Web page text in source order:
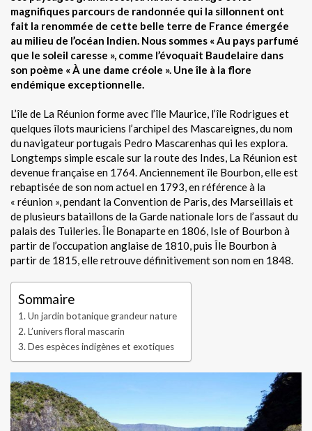
magnifiques parcours de randonnée qui la sillonnent ont
fait la renommée de cette belle terre de France émergée
au milieu de l’océan Indien. Nous sommes « Au pays parfumé
que le soleil caresse », comme l’évoquait Baudelaire dans
son poème « À une dame créole ». Une île à la flore
endémique exceptionnelle.
L’île de La Réunion forme avec l’île Maurice, l’île Rodrigues et
quelques îlots mauriciens l’archipel des Mascareignes, du nom
du navigateur portugais Pedro Mascarenhas qui les explora.
Longtemps simple escale sur la route des Indes, La Réunion est
devenue française en 1764. Anciennement île Bourbon, elle est
rebaptisée de son nom actuel en 1793, en référence à la
« réunion », pendant la Convention de Paris, des Marseillais et
de plusieurs bataillons de la Garde nationale lors de l’assaut du
palais des Tuileries. Île Bonaparte en 1806, Isle of Bourbon à
partir de l’occupation anglaise de 1810, puis Île Bourbon à
partir de 1815, elle retrouve définitivement son nom en 1848.
Sommaire
Un jardin botanique grandeur nature
L’univers floral mascarin
Des espèces indigènes et exotiques